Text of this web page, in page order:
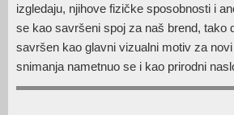
izgledaju, njihove fizičke sposobnosti i
se kao savršeni spoj za naš brend, tako
savršen kao glavni vizualni motiv za
snimanja nametnuo se i kao prirodni